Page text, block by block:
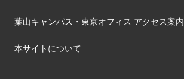
葉山キャンパス・東京オフィス アクセス案内
本サイトについて